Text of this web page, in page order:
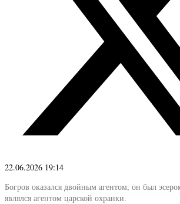
22.06.2026 19:14
Богров оказался двойным агентом, он был
являлся агентом царской охранки.